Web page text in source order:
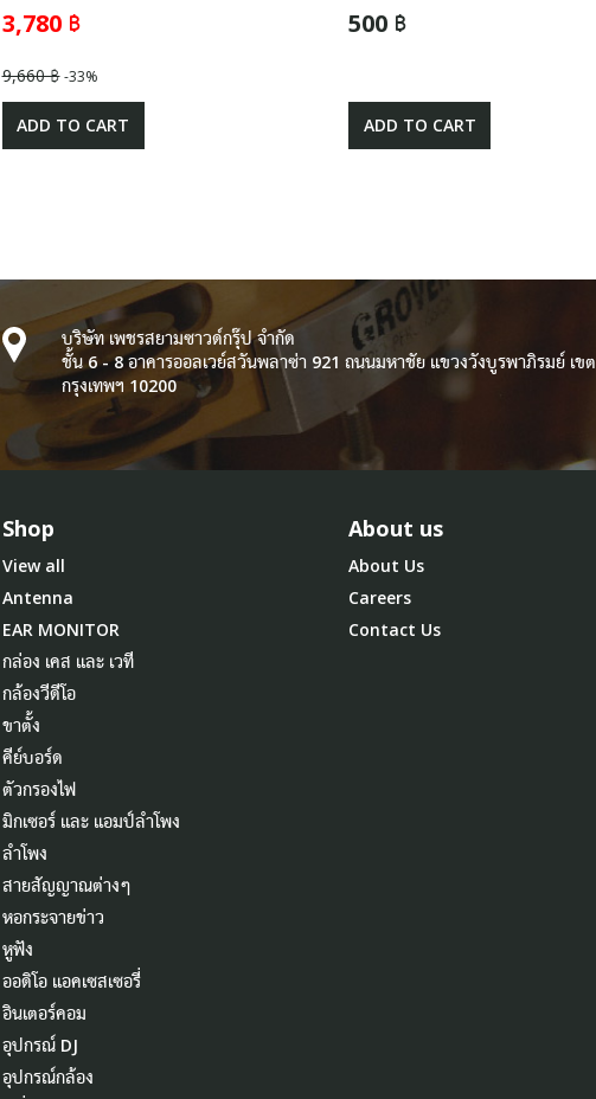
3,780 ฿
9,660 ฿-33%
ADD TO CART
500 ฿
ADD TO CART
บริษัท เพชรสยามซาวด์กรุ๊ป จำกัด
ชั้น 6 - 8 อาคารออลเวย์สวันพลาซ่า 921 ถนนมหาชัย แขวงวังบูรพาภิรมย์ เข
กรุงเทพฯ 10200
Shop
View all
Antenna
EAR MONITOR
กล่อง เคส และ เวที
กล้องวีดีโอ
ขาตั้ง
คีย์บอร์ด
ตัวกรองไฟ
มิกเซอร์ และ แอมป์ลำโพง
ลำโพง
สายสัญญาณต่างๆ
หอกระจายข่าว
หูฟัง
ออดิโอ แอคเซสเซอรี่
อินเตอร์คอม
อุปกรณ์ DJ
อุปกรณ์กล้อง
About us
About Us
Careers
Contact Us